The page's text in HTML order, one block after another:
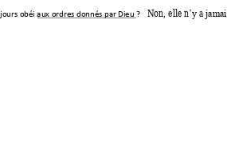
obéi aux ordres donnés par Dieu ?
  Non, elle n
’y a jam